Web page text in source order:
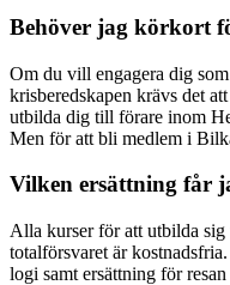
Behöver jag körkort
Om du vill engagera dig
krisberedskapen krävs det
utbilda dig till förare inom
Men för att bli medlem i
Vilken ersättning får
Alla kurser för att utbilda
totalförsvaret är
logi samt ersättning för